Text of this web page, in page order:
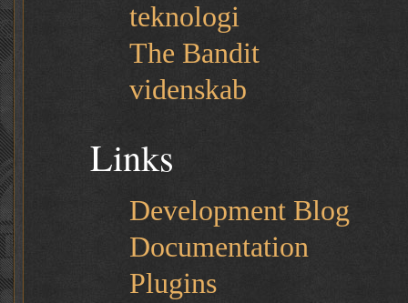
teknologi
The Bandit
videnskab
Links
Development Blog
Documentation
Plugins